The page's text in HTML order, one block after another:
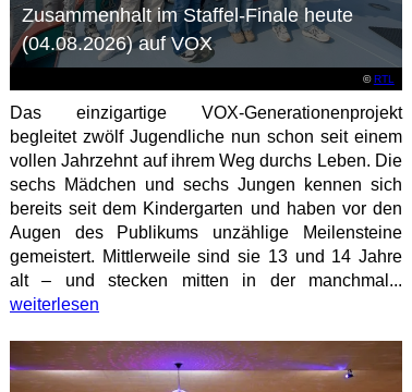
©RTL
Zusammenhalt im Staffel-Finale heute
(04.08.2026) auf VOX
Das einzigartige VOX-Generationenprojekt
begleitet zwölf Jugendliche nun schon seit einem
vollen Jahrzehnt auf ihrem Weg durchs Leben. Die
sechs Mädchen und sechs Jungen kennen sich
bereits seit dem Kindergarten und haben vor den
Augen des Publikums unzählige Meilensteine
gemeistert. Mittlerweile sind sie 13 und 14 Jahre
alt – und stecken mitten in der manchmal...
weiterlesen